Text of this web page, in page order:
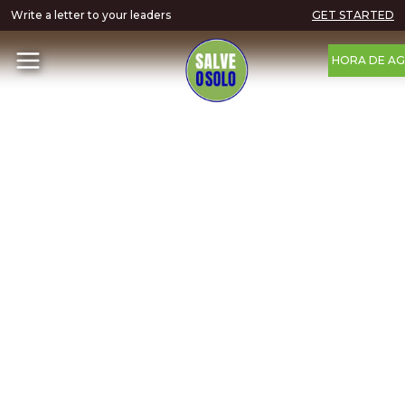
Write a letter to your leaders GET STARTED
HORA DE